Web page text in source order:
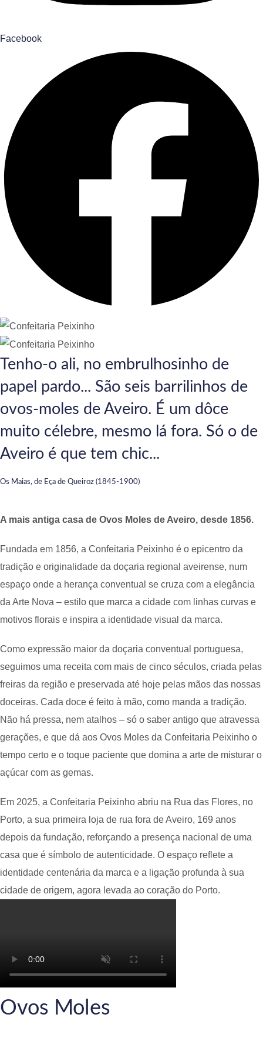
Facebook
Tenho-o ali, no embrulhosinho de
papel pardo... São seis barrilinhos de
ovos-moles de Aveiro. É um dôce
muito célebre, mesmo lá fora. Só o de
Aveiro é que tem chic...
Os Maias, de Eça de Queiroz (1845-1900)
A mais antiga casa de Ovos Moles de Aveiro, desde 1856.
Fundada em 1856, a Confeitaria Peixinho é o epicentro da
tradição e originalidade da doçaria regional aveirense, num
espaço onde a herança conventual se cruza com a elegância
da Arte Nova – estilo que marca a cidade com linhas curvas e
motivos florais e inspira a identidade visual da marca.
Como expressão maior da doçaria conventual portuguesa,
seguimos uma receita com mais de cinco séculos, criada pelas
freiras da região e preservada até hoje pelas mãos das nossas
doceiras. Cada doce é feito à mão, como manda a tradição.
Não há pressa, nem atalhos – só o saber antigo que atravessa
gerações, e que dá aos Ovos Moles da Confeitaria Peixinho o
tempo certo e o toque paciente que domina a arte de misturar o
açúcar com as gemas.
Em 2025, a Confeitaria Peixinho abriu na Rua das Flores, no
Porto, a sua primeira loja de rua fora de Aveiro, 169 anos
depois da fundação, reforçando a presença nacional de uma
casa que é símbolo de autenticidade. O espaço reflete a
identidade centenária da marca e a ligação profunda à sua
cidade de origem, agora levada ao coração do Porto.
Ovos Moles